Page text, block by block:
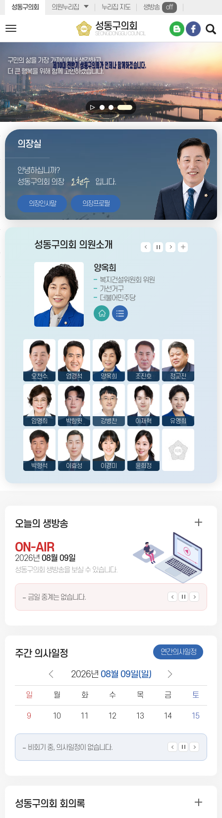
본문바로가기
성동구의회 의원누리집 누리집 지도 생방송 off
성동구의회
SEONGDONGGU COUNCIL
전
뉴
구민의 삶을 가장 가까이에서 생각하고,
더 큰 행복을 위해 함께 고민하겠습니다.
의장실
안녕하십니까?
성동구의회 의장 입니다.
의장인사말 의장프로필
성동구의회 의원소개
오천수
의장
다선거구
더불어민주당
엄경석
부의장
가선거구
국민의힘
양옥희
복지건설위원회 위원
가선거구
더불어민주당
조진호
행정재무위원회 부위원장
가선거구
더불어민주당
정교진
행정재무위원회 위원장
나선거구
국민의힘
임영희
의회운영위원회 위원장
나선거구
더불어민주당
박함윗
의회운영위원회 위원
나선거구
국민의힘
강병찬
행정재무위원회 위원
다선거구
진보당
이재혁
복지건설위원회 부위원장
다선거구
국민의힘
유영희
복지건설위원회 위원장
라선거구
더불어민주당
박형석
복지건설위원회 위원
라선거구
더불어민주당
이효성
의회운영위원회 부위원장
라선거구
국민의힘
이경미
행정재무위원회 위원
비례대표
국민의힘
윤희정
의회운영위원회 위원
비례대표
더불어민주당
오천수 엄경석 양옥희 조진호 정교진
임영희 박함윗 강병찬 이재혁 유영희
박형석 이효성 이경미 윤희정
오늘의 생방송
ON-AIR
2026년 08월 09일
성동구의회 생방송을 보실 수 있습니다.
금일 중계는 없습니다.
주간 의사일정
2026년 08월 09일(일)
08월 10일(월)
08월 11일(화)
08월 12일(수)
08월 13일(목)
08월 14일(금)
08월 15일(토)
08월 16일(일)
08월 17일(월)
08월 18일(화)
08월 19일(수)
08월 20일(목)
08월 21일(금)
08월 22일(토)
일
9
월
10
화
11
수
12
목
13
금
14
토
15
비회기 중, 의사일정이 없습니다.
비회기 중, 의사일정이 없습니다.
비회기 중, 의사일정이 없습니다.
비회기 중, 의사일정이 없습니다.
연간의사일정
성동구의회 회의록